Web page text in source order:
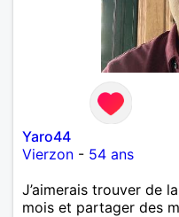
Yaro44
Vierzon - 54 ans
J’aimerais trouver de
mois et partager des